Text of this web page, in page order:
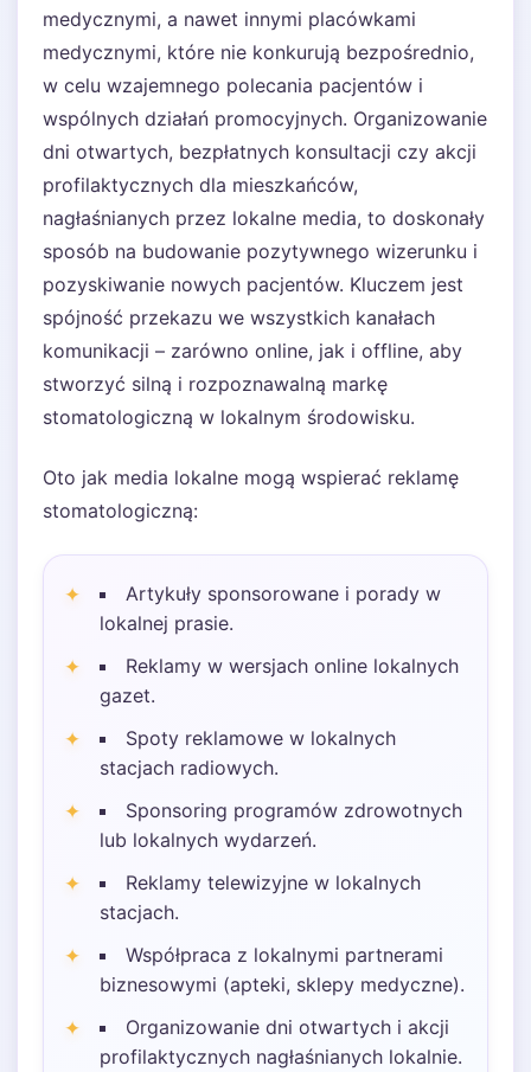
medycznymi, a nawet innymi placówkami
medycznymi, które nie konkurują bezpośrednio,
w celu wzajemnego polecania pacjentów i
wspólnych działań promocyjnych. Organizowanie
dni otwartych, bezpłatnych konsultacji czy akcji
profilaktycznych dla mieszkańców,
nagłaśnianych przez lokalne media, to doskonały
sposób na budowanie pozytywnego wizerunku i
pozyskiwanie nowych pacjentów. Kluczem jest
spójność przekazu we wszystkich kanałach
komunikacji – zarówno online, jak i offline, aby
stworzyć silną i rozpoznawalną markę
stomatologiczną w lokalnym środowisku.
Oto jak media lokalne mogą wspierać reklamę
stomatologiczną:
Artykuły sponsorowane i porady w
lokalnej prasie.
Reklamy w wersjach online lokalnych
gazet.
Spoty reklamowe w lokalnych
stacjach radiowych.
Sponsoring programów zdrowotnych
lub lokalnych wydarzeń.
Reklamy telewizyjne w lokalnych
stacjach.
Współpraca z lokalnymi partnerami
biznesowymi (apteki, sklepy medyczne).
Organizowanie dni otwartych i akcji
profilaktycznych nagłaśnianych lokalnie.